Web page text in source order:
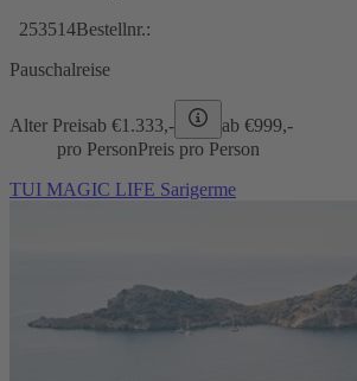
253514Bestellnr.:
Pauschalreise
Alter Preisab €1.333,- ab €999,-
pro PersonPreis pro Person
TUI MAGIC LIFE Sarigerme